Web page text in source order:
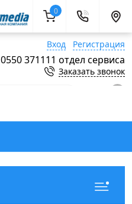
Вход Регистрация
0550 371111 отдел сервиса
Заказать звонок
0